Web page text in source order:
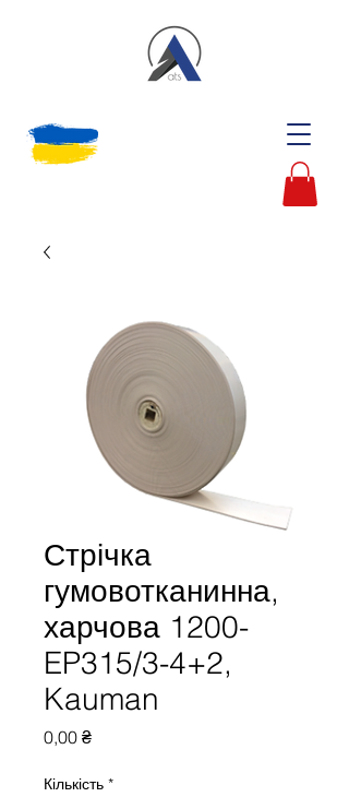
Стрічка
гумовотканинна,
харчова 1200-
EP315/3-4+2,
Kauman
0,00 ₴Ціна
Кількість *